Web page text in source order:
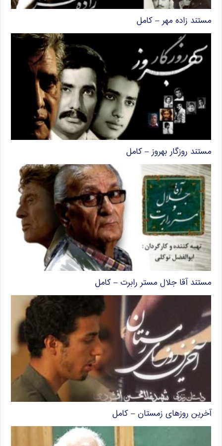
مستند زاده مهر – کامل
مستند روزگار بهروز – کامل
مستند آقا جلال مستر رابرت – کامل
آخرین روزهای زمستان – کامل